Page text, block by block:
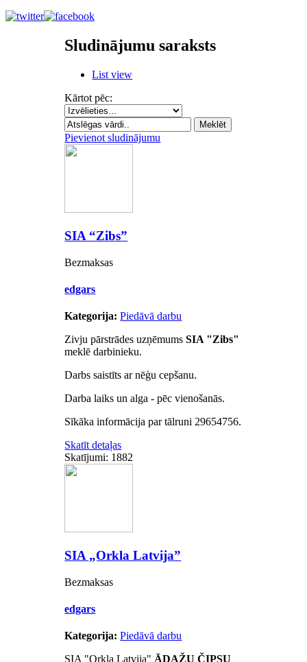
Sludinājumu saraksts
List view
Kārtot pēc:
Pievienot sludinājumu
SIA “Zibs”
Bezmaksas
edgars
Kategorija: Piedāvā darbu
Zivju pārstrādes uzņēmumsSIA "Zibs"
meklē darbinieku.
Darbs saistīts ar nēģu cepšanu.
Darba laiks un alga - pēc vienošanās.
Sīkāka informācija par tālruni 29654756.
Skatīt detaļas
Skatījumi: 1882
SIA „Orkla Latvija”
Bezmaksas
edgars
Kategorija: Piedāvā darbu
SIA "Orkla Latvija" ĀDAŽU ČIPSU